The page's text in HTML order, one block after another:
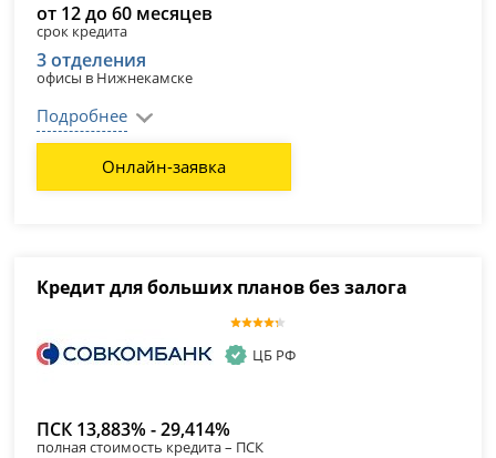
от 12 до 60 месяцев
срок кредита
3 отделения
офисы в Нижнекамске
Подробнее
Онлайн-заявка
Кредит для больших планов без залога
ЦБ РФ
ПСК 13,883% - 29,414%
полная стоимость кредита – ПСК